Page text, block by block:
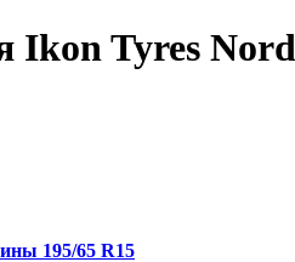
Tyres
195/65 R15